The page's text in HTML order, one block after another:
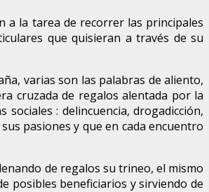
a la tarea de recorrer las principales
que quisieran a través de su
varias son las palabras de aliento,
cruzada de regalos alentada por la
: delincuencia, drogadicción,
pasiones y que en cada encuentro
de regalos su trineo, el mismo
posibles beneficiarios y sirviendo de